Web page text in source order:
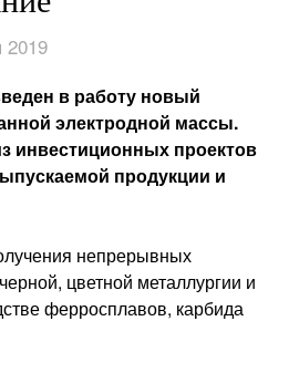
2019
в работу новый
электродной массы.
инвестиционных проектов
продукции и
непрерывных
цветной металлургии и
ферросплавов, карбида